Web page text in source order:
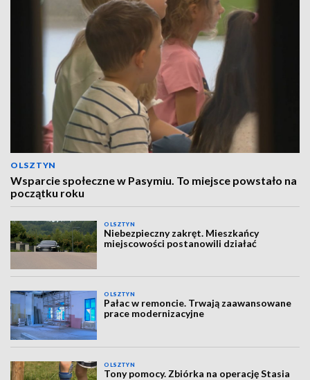
OLSZTYN
Wsparcie społeczne w Pasymiu. To miejsce powstało na
początku roku
OLSZTYN
Niebezpieczny zakręt. Mieszkańcy
miejscowości postanowili działać
OLSZTYN
Pałac w remoncie. Trwają zaawansowane
prace modernizacyjne
OLSZTYN
Tony pomocy. Zbiórka na operację Stasia